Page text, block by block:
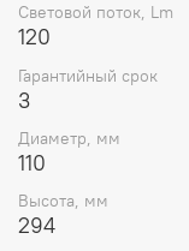
Световой поток, Lm
120
Гарантийный срок
3
Диаметр, мм
110
Высота, мм
294